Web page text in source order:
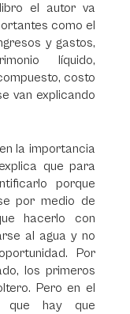
el autor va
como el
y gastos,
líquido,
costo
van explicando
la importancia
que para
porque
por medio de
hacerlo con
al agua y no
Por
los primeros
Pero en el
que hay que